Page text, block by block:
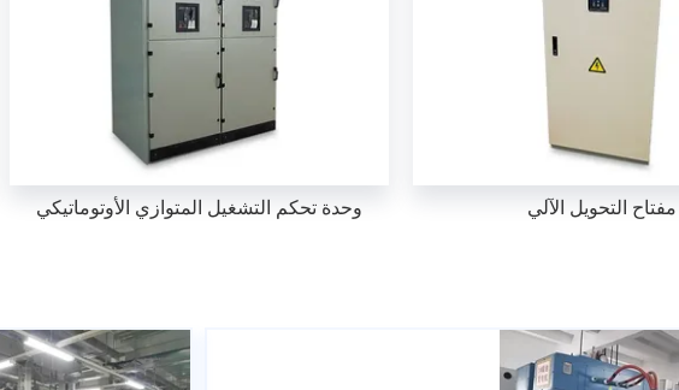
مفتاح التحويل الآلي وحدة تحكم التشغيل المتوازي الأوتوماتيكي